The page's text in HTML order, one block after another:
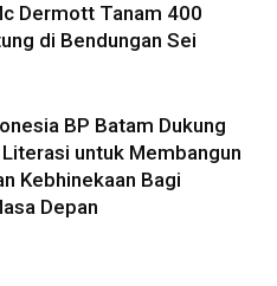
Dermott Tanam 400
di Bendungan Sei
BP Batam Dukung
untuk Membangun
Kebhinekaan Bagi
Depan